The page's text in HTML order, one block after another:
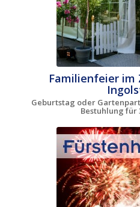
Familienfeier
Geburtstag oder
Bestuhlung für